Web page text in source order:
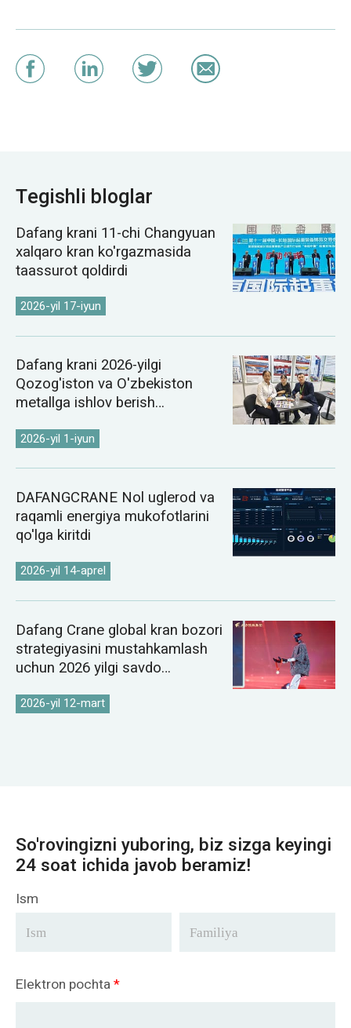
Tegishli bloglar
Dafang krani 11-chi Changyuan
xalqaro kran ko'rgazmasida
taassurot qoldirdi
2026-yil 17-iyun
Dafang krani 2026-yilgi
Qozog'iston va O'zbekiston
metallga ishlov berish
2026-yil 1-iyun
DAFANGCRANE Nol uglerod va
raqamli energiya mukofotlarini
qo'lga kiritdi
2026-yil 14-aprel
Dafang Crane global kran bozori
strategiyasini mustahkamlash
uchun 2026 yilgi savdo
2026-yil 12-mart
So'rovingizni yuboring, biz sizga keyingi
24 soat ichida javob beramiz!
Ism
Elektron pochta*